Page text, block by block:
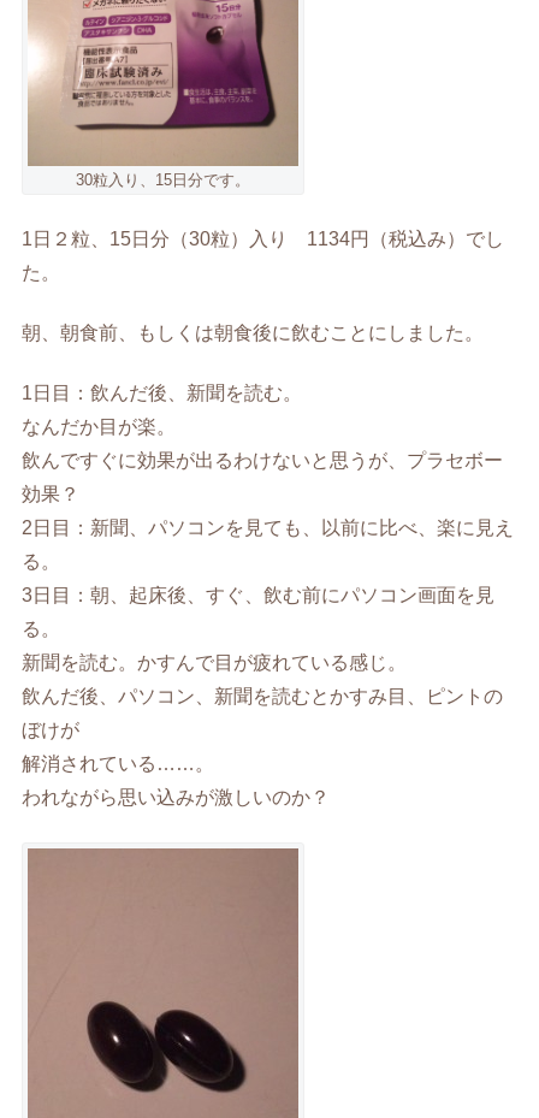
30粒入り、15日分です。
1日２粒、15日分（30粒）入り 1134円（税込み）でし
た。
朝、朝食前、もしくは朝食後に飲むことにしました。
1日目：飲んだ後、新聞を読む。
なんだか目が楽。
飲んですぐに効果が出るわけないと思うが、プラセボー
効果？
2日目：新聞、パソコンを見ても、以前に比べ、楽に見え
る。
3日目：朝、起床後、すぐ、飲む前にパソコン画面を見
る。
新聞を読む。かすんで目が疲れている感じ。
飲んだ後、パソコン、新聞を読むとかすみ目、ピントの
ぼけが
解消されている……。
われながら思い込みが激しいのか？